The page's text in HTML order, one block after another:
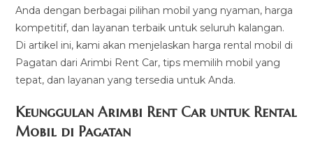
Anda dengan berbagai pilihan mobil yang nyaman, harga
kompetitif, dan layanan terbaik untuk seluruh kalangan.
Di artikel ini, kami akan menjelaskan harga rental mobil di
Pagatan dari Arimbi Rent Car, tips memilih mobil yang
tepat, dan layanan yang tersedia untuk Anda.
Keunggulan Arimbi Rent Car untuk Rental
Mobil di Pagatan